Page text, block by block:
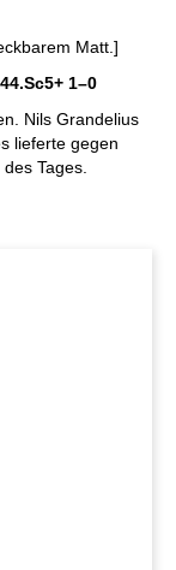
Matt.]
1–0
Nils Grandelius
lieferte gegen
Tages.